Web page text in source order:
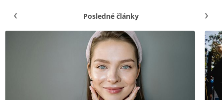
Posledné články